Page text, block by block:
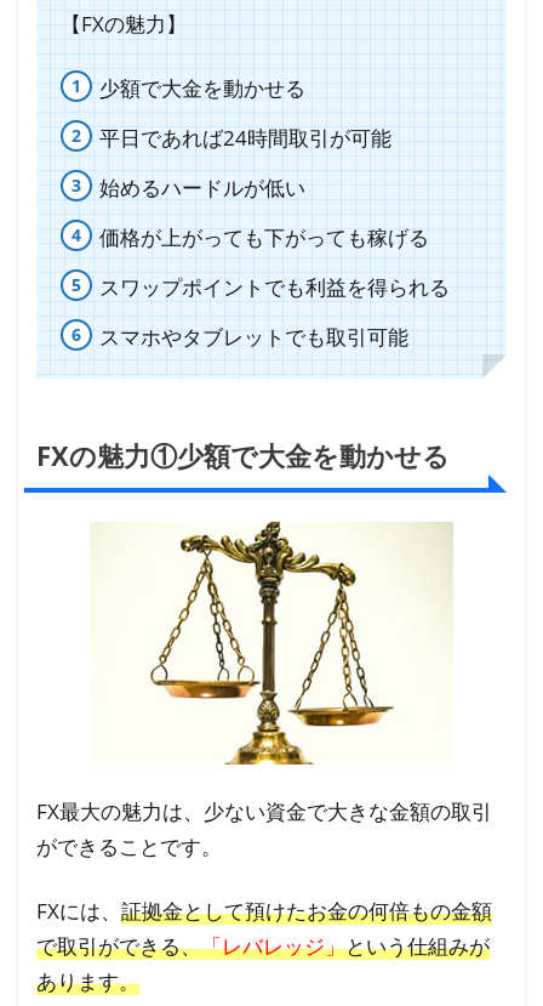
が可
能
1.3
FXの
魅力
③始
める
ハー
ドル
が低
い
魅力
FXの
魅力
プポ
イン
トで
【FXの魅力】
少額で大金を動かせる
平日であれば24時間取引が可能
始めるハードルが低い
価格が上がっても下がっても稼げる
スワップポイントでも利益を得られる
スマホやタブレットでも取引可能
FXの魅力①少額で大金を動かせる
FX最大の魅力は、少ない資金で大きな金額の取引
ができることです。
FXには、 証拠金として預けたお金の何倍もの金額
で取引ができる、「レバレッジ」という仕組みが
あります。